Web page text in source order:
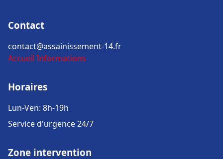
Contact
contact@assainissement-14.fr
Accueil Informations
Horaires
Lun-Ven: 8h-19h
Service d'urgence 24/7
Zone intervention